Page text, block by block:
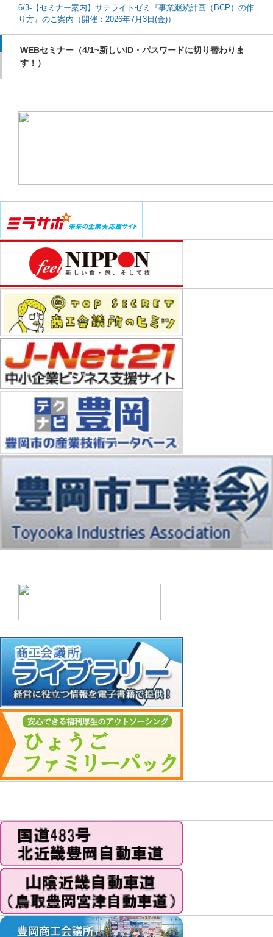
6/3-【セミナー案内】サテライトゼミ『事業継続計画（BCP）の作
り方』のご案内（開催：2026年7月3日(金)）
WEBセミナー（4/1~新しいID・パスワードに切り替わりま
す！）